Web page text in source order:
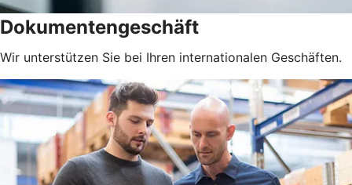
Dokumentengeschäft
Wir unterstützen Sie bei Ihren internationalen Geschäften.